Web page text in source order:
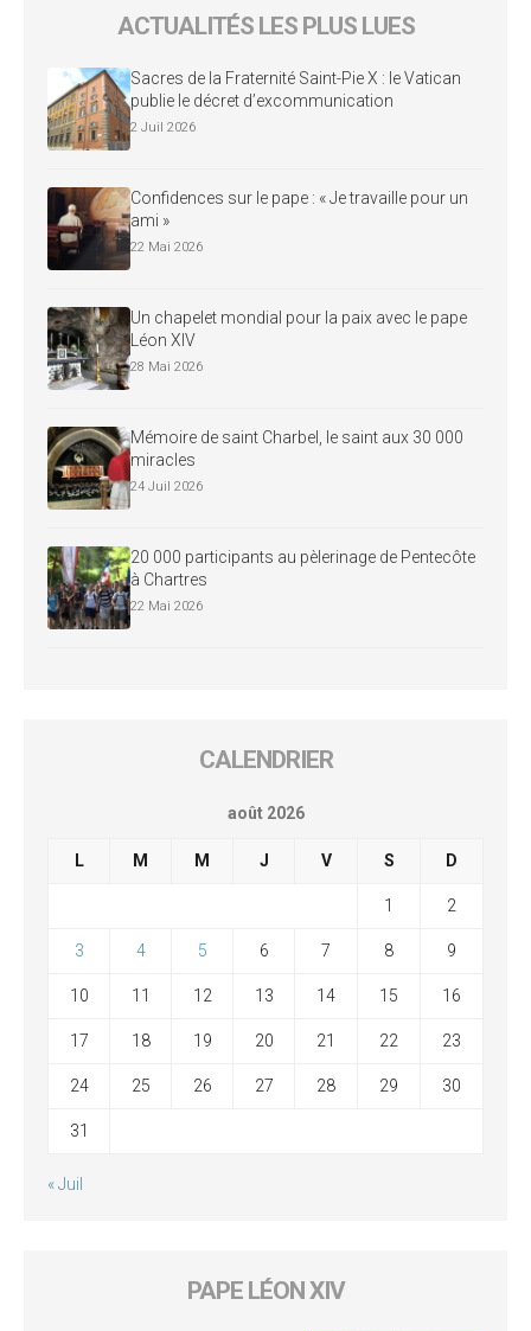
ACTUALITÉS LES PLUS LUES
Sacres de la Fraternité Saint-Pie X : le Vatican
publie le décret d’excommunication
2 Juil 2026
Confidences sur le pape : « Je travaille pour un
ami »
22 Mai 2026
Un chapelet mondial pour la paix avec le pape
Léon XIV
28 Mai 2026
Mémoire de saint Charbel, le saint aux 30 000
miracles
24 Juil 2026
20 000 participants au pèlerinage de Pentecôte
à Chartres
22 Mai 2026
CALENDRIER
août 2026
L M M J V S D
1 2
3 4 5 6 7 8 9
10 11 12 13 14 15 16
17 18 19 20 21 22 23
24 25 26 27 28 29 30
31
« Juil
PAPE LÉON XIV